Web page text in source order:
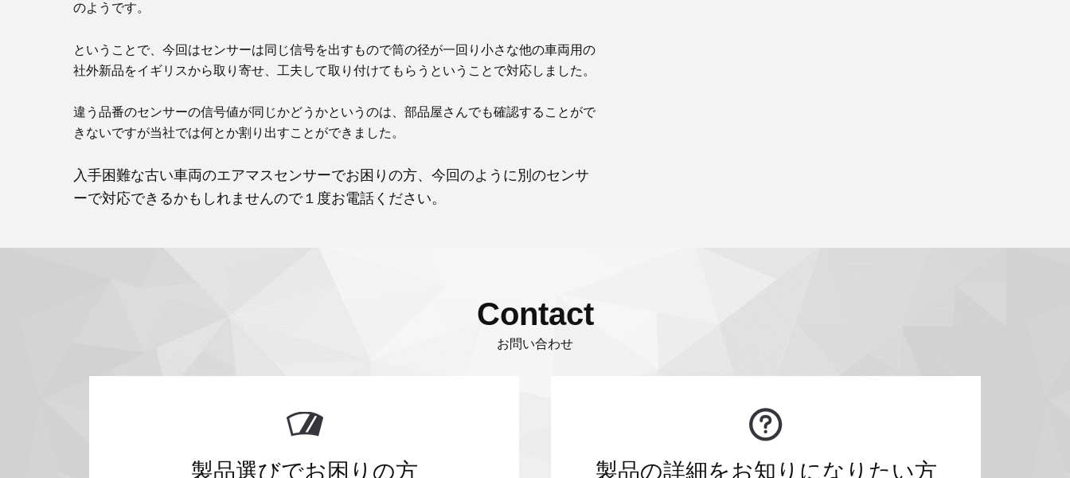
のようです。
ということで、今回はセンサーは同じ信号を出すもので筒の径が一回り小さな他の車両用の
社外新品をイギリスから取り寄せ、工夫して取り付けてもらうということで対応しました。
違う品番のセンサーの信号値が同じかどうかというのは、部品屋さんでも確認することがで
きないですが当社では何とか割り出すことができました。
入手困難な古い車両のエアマスセンサーでお困りの方、今回のように別のセンサ
ーで対応できるかもしれませんので１度お電話ください。
Contact
お問い合わせ
製品選びでお困りの方 製品の詳細をお知りになりたい方